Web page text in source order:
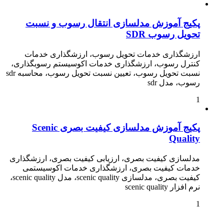
پکیج آموزش مدلسازی انتقال رسوب و نسبت
تحویل رسوب SDR
ارزشگذاری خدمات تحویل رسوب، ارزشگذاری خدمات
کنترل رسوب، ارزشگذاری خدمات اکوسیستم رسوبگذاری،
نسبت تحویل رسوب، تعیین نسبت تحویل رسوب، محاسبه sdr
رسوب، مدل sdr
1
پکیج آموزش مدلسازی کیفیت بصری Scenic
Quality
مدلسازی کیفیت بصری، ارزیابی کیفیت بصری، ارزشگذاری
خدمات کیفیت بصری، ارزشگذاری خدمات اکوسیستمی
کیفیت بصری، مدلسازی scenic quality، مدل scenic quality،
نرم افزار scenic quality
1